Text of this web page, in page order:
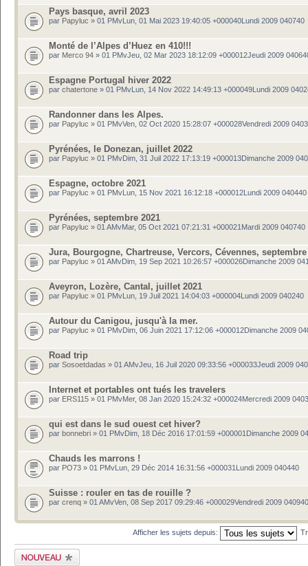
Pays basque, avril 2023
par Papyluc » 01 PMvLun, 01 Mai 2023 19:40:05 +000040Lundi 2009 040740
Monté de l’Alpes d’Huez en 410!!!
par Merco 94 » 01 PMvJeu, 02 Mar 2023 18:12:09 +000012Jeudi 2009
Espagne Portugal hiver 2022
par chatertone » 01 PMvLun, 14 Nov 2022 14:49:13 +000049Lundi 2009
Randonner dans les Alpes.
par Papyluc » 01 PMvVen, 02 Oct 2020 15:28:07 +000028Vendredi 2009
Pyrénées, le Donezan, juillet 2022
par Papyluc » 01 PMvDim, 31 Juil 2022 17:13:19 +000013Dimanche 2009
Espagne, octobre 2021
par Papyluc » 01 PMvLun, 15 Nov 2021 16:12:18 +000012Lundi 2009 040440
Pyrénées, septembre 2021
par Papyluc » 01 AMvMar, 05 Oct 2021 07:21:31 +000021Mardi 2009 040740
Jura, Bourgogne, Chartreuse, Vercors, Cévennes, septembre
par Papyluc » 01 AMvDim, 19 Sep 2021 10:26:57 +000026Dimanche 2009
Aveyron, Lozère, Cantal, juillet 2021
par Papyluc » 01 PMvLun, 19 Juil 2021 14:04:03 +000004Lundi 2009 040240
Autour du Canigou, jusqu'à la mer.
par Papyluc » 01 PMvDim, 06 Juin 2021 17:12:06 +000012Dimanche 2009
Road trip
par Sosoetdadas » 01 AMvJeu, 16 Juil 2020 09:33:56 +000033Jeudi 2009
Internet et portables ont tués les travelers
par ERS115 » 01 PMvMer, 08 Jan 2020 15:24:32 +000024Mercredi 2009
qui est dans le sud ouest cet hiver?
par bonnebri » 01 PMvDim, 18 Déc 2016 17:01:59 +000001Dimanche 2009
Chauds les marrons !
par PO73 » 01 PMvLun, 29 Déc 2014 16:31:56 +000031Lundi 2009 040440
Suisse : rouler en tas de rouille ?
par crenq » 01 AMvVen, 08 Sep 2017 09:29:46 +000029Vendredi 2009 040940
Afficher les sujets depuis:
Publier un nouveau
sujet